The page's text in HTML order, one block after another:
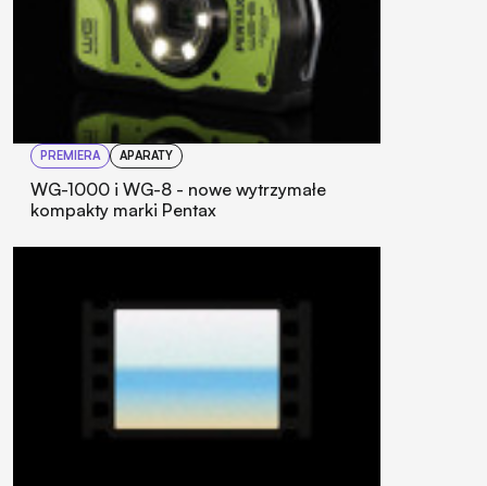
PREMIERA APARATY
WG-1000 i WG-8 - nowe wytrzymałe
kompakty marki Pentax